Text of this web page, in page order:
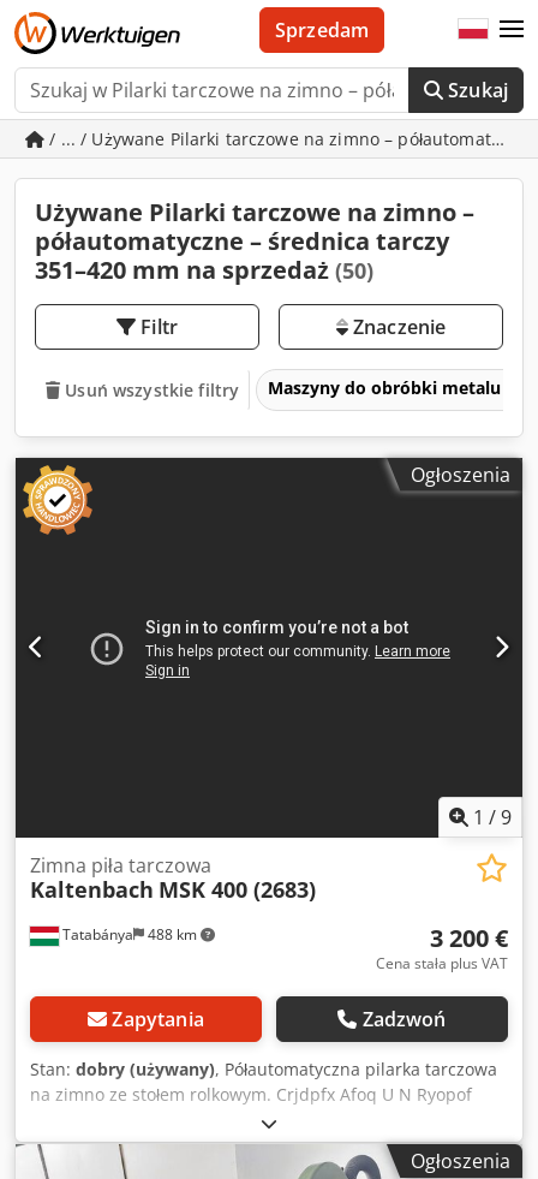
Szukaj
Sprzedam
/ ... / Używane Pilarki tarczowe na zimno –
Używane Pilarki tarczowe na zimno –
półautomatyczne – średnica tarczy
351–420 mm na sprzedaż (50)
Filtr Znaczenie
Usuń wszystkie filtry Maszyny do obróbki metalu i
Ogłoszenia
1 /9
Tatabánya 488 km
Zimna piła tarczowa
Kaltenbach MSK 400 (2683)
3 200 €
Cena stała plus VAT
Zapytania Zadzwoń
Stan: dobry (używany), Półautomatyczna pilarka tarczowa
na zimno ze stołem rolkowym. Crjdpfx Afoq U N Ryopof
Ogłoszenia